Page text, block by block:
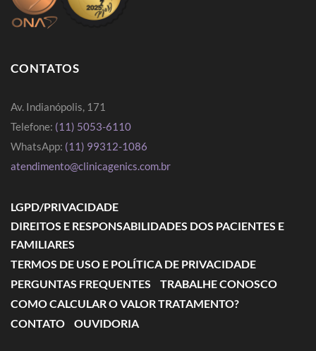
CONTATOS
Av. Indianópolis, 171
Telefone: (11) 5053-6110
WhatsApp: (11) 99312-1086
atendimento@clinicagenics.com.br
LGPD/PRIVACIDADE
DIREITOS E RESPONSABILIDADES DOS PACIENTES E
FAMILIARES
TERMOS DE USO E POLÍTICA DE PRIVACIDADE
PERGUNTAS FREQUENTES
TRABALHE CONOSCO
COMO CALCULAR O VALOR TRATAMENTO?
CONTATO
OUVIDORIA